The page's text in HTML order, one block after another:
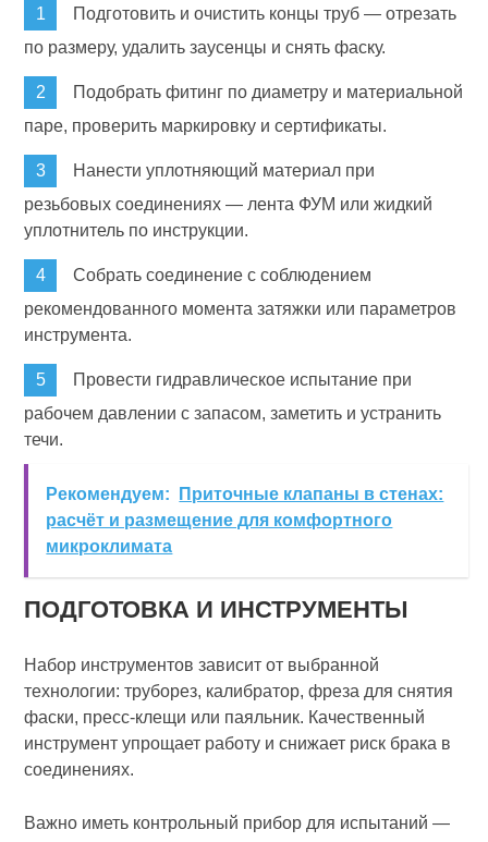
Подготовить и очистить концы труб — отрезать
по размеру, удалить заусенцы и снять фаску.
Подобрать фитинг по диаметру и материальной
паре, проверить маркировку и сертификаты.
Нанести уплотняющий материал при
резьбовых соединениях — лента ФУМ или жидкий
уплотнитель по инструкции.
Собрать соединение с соблюдением
рекомендованного момента затяжки или параметров
инструмента.
Провести гидравлическое испытание при
рабочем давлении с запасом, заметить и устранить
течи.
Рекомендуем:
Приточные клапаны в стенах:
расчёт и размещение для комфортного
микроклимата
ПОДГОТОВКА И ИНСТРУМЕНТЫ
Набор инструментов зависит от выбранной
технологии: труборез, калибратор, фреза для снятия
фаски, пресс-клещи или паяльник. Качественный
инструмент упрощает работу и снижает риск брака в
соединениях.
Важно иметь контрольный прибор для испытаний —